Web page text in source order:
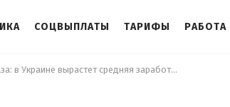
СОЦВЫПЛАТЫ ТАРИФЫ РАБОТА
Более чем в полтора раза: в Украине вырастет средняя заработная плата